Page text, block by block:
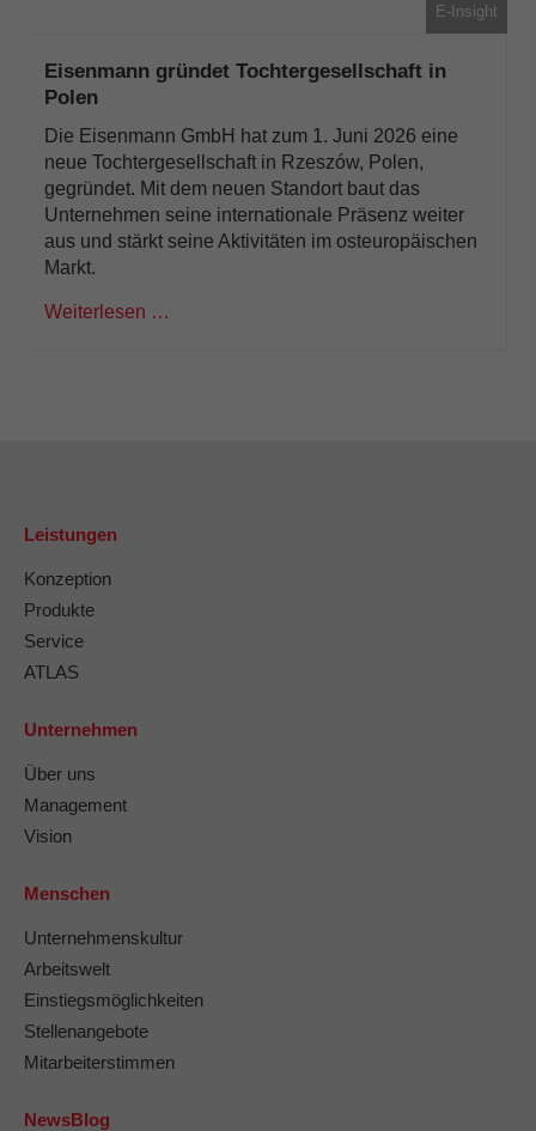
E-Insight
Eisenmann gründet Tochtergesellschaft in
Polen
Die Eisenmann GmbH hat zum 1. Juni 2026 eine
neue Tochtergesellschaft in Rzeszów, Polen,
gegründet. Mit dem neuen Standort baut das
Unternehmen seine internationale Präsenz weiter
aus und stärkt seine Aktivitäten im osteuropäischen
Markt.
Weiterlesen …
Leistungen
Konzeption
Produkte
Service
ATLAS
Unternehmen
Über uns
Management
Vision
Menschen
Unternehmenskultur
Arbeitswelt
Einstiegsmöglichkeiten
Stellenangebote
Mitarbeiterstimmen
NewsBlog